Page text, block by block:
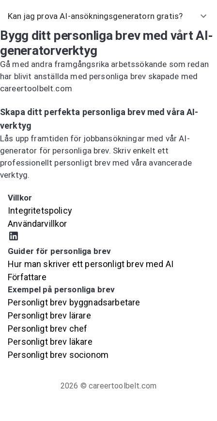
Kan jag prova AI-ansökningsgeneratorn gratis?
Bygg ditt personliga brev med vårt AI-
generatorverktyg
Gå med andra framgångsrika arbetssökande som redan
har blivit anställda med personliga brev skapade med
careertoolbelt.com
Skapa ditt perfekta personliga brev med våra AI-
verktyg
Lås upp framtiden för jobbansökningar med vår AI-
generator för personliga brev. Skriv enkelt ett
professionellt personligt brev med våra avancerade
verktyg.
Villkor
Integritetspolicy
Användarvillkor
Guider för personliga brev
Hur man skriver ett personligt brev med AI
Författare
Exempel på personliga brev
Personligt brev byggnadsarbetare
Personligt brev lärare
Personligt brev chef
Personligt brev läkare
Personligt brev socionom
2026 © careertoolbelt.com